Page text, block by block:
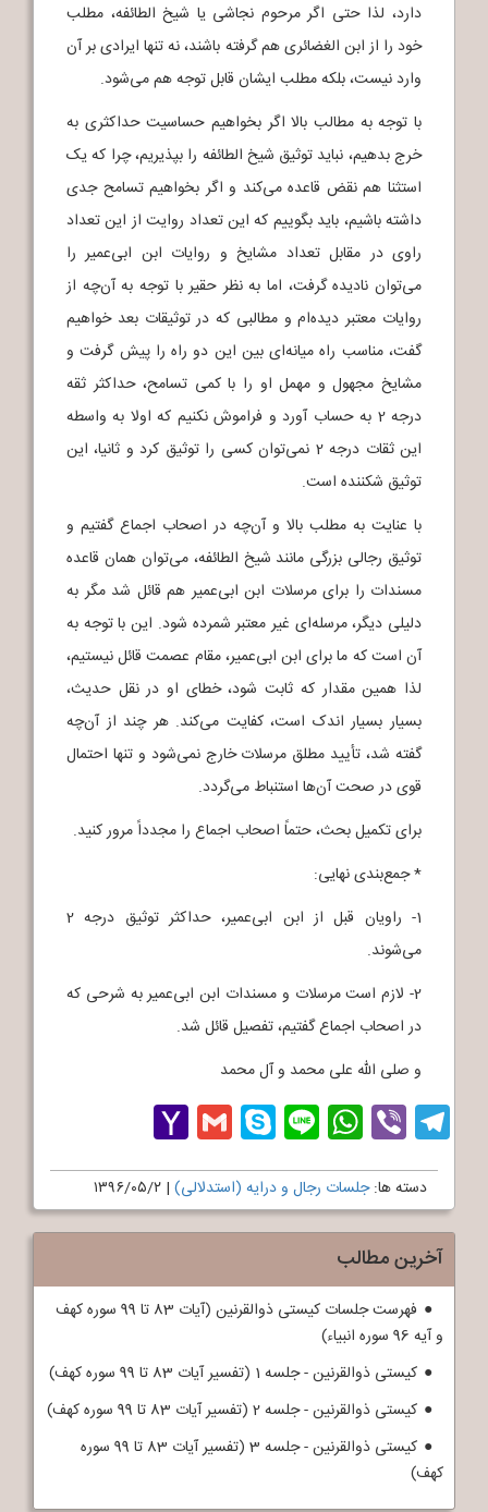
دارد، لذا حتی اگر مرحوم نجاشی یا شیخ الطائفه، مطلب
خود را از ابن الغضائری هم گرفته باشند، نه تنها ایرادی بر آن
وارد نیست، بلکه مطلب ایشان قابل توجه هم می‌شود.
با توجه به مطالب بالا اگر بخواهیم حساسیت حداکثری به
خرج بدهیم، نباید توثیق شیخ الطائفه را بپذیریم، چرا که یک
استثنا هم نقض قاعده می‌کند و اگر بخواهیم تسامح جدی
داشته باشیم، باید بگوییم که این تعداد روایت از این تعداد
راوی در مقابل تعداد مشایخ و روایات ابن ابی‌عمیر را
می‌توان نادیده گرفت، اما به نظر حقیر با توجه به آن‌چه از
روایات معتبر دیده‌ام و مطالبی که در توثیقات بعد خواهیم
گفت، مناسب راه میانه‌ای بین این دو راه را پیش گرفت و
مشایخ مجهول و مهمل او را با کمی تسامح، حداکثر ثقه
درجه 2 به حساب آورد و فراموش نکنیم که اولا به واسطه
این ثقات درجه 2 نمی‌توان کسی را توثیق کرد و ثانیا، این
توثیق شکننده است.
با عنایت به مطلب بالا و آن‌چه در اصحاب اجماع گفتیم و
توثیق رجالی بزرگی مانند شیخ الطائفه، می‌توان همان قاعده
مسندات را برای مرسلات ابن ابی‌عمیر هم قائل شد مگر به
دلیلی دیگر، مرسله‌ای غیر معتبر شمرده شود. این با توجه به
آن است که ما برای ابن ابی‌عمیر، مقام عصمت قائل نیستیم،
لذا همین مقدار که ثابت شود، خطای او در نقل حدیث،
بسیار بسیار اندک است، کفایت می‌کند. هر چند از آن‌چه
گفته شد، تأیید مطلق مرسلات خارج نمی‌شود و تنها احتمال
قوی در صحت آن‌ها استنباط می‌گردد.
برای تکمیل بحث، حتماً اصحاب اجماع را مجدداً مرور کنید.
* جمع‌بندی نهایی:
1- راویان قبل از ابن ابی‌عمیر، حداکثر توثیق درجه 2
می‌شوند.
2- لازم است مرسلات و مسندات ابن ابی‌عمیر به شرحی که
در اصحاب اجماع گفتیم، تفصیل قائل شد.
و صلی الله علی محمد و آل محمد
Telegram
Viber
WhatsApp
Line
Skype
Gmail
Mail
دسته ها: جلسات رجال و درایه (استدلالی) | ۱۳۹۶/۰۵/۲
آخرین مطالب
فهرست جلسات کیستی ذوالقرنین (آیات 83 تا 99 سوره کهف
و آیه 96 سوره انبیاء)
کیستی ذوالقرنین - جلسه 1 (تفسیر آیات 83 تا 99 سوره کهف)
کیستی ذوالقرنین - جلسه 2 (تفسیر آیات 83 تا 99 سوره کهف)
کیستی ذوالقرنین - جلسه 3 (تفسیر آیات 83 تا 99 سوره
کهف)